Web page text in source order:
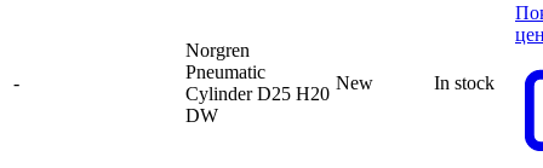
-
Norgren
Pneumatic
Cylinder D25 H20
DW
New In stock